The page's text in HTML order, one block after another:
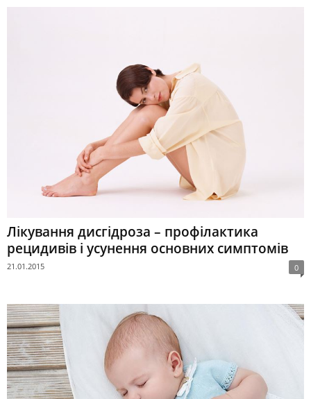
Лікування дисгідроза – профілактика
рецидивів і усунення основних симптомів
21.01.2015 0